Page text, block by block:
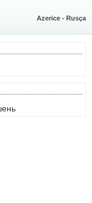
Azerice - Rusça